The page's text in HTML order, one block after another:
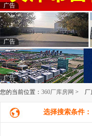
广告
广告
广告
您的当前位置： 360厂库房网 > 厂
选择搜索条件：